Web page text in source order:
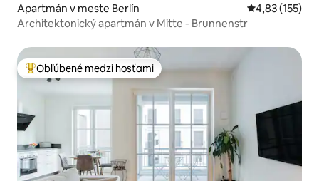
Apartmán v meste Berlín Priemerné
4,83 (155)
Architektonický apartmán v Mitte - Brunnenstr
Najobľúbenejšie medzi hosťami
Obľúbené medzi hosťami